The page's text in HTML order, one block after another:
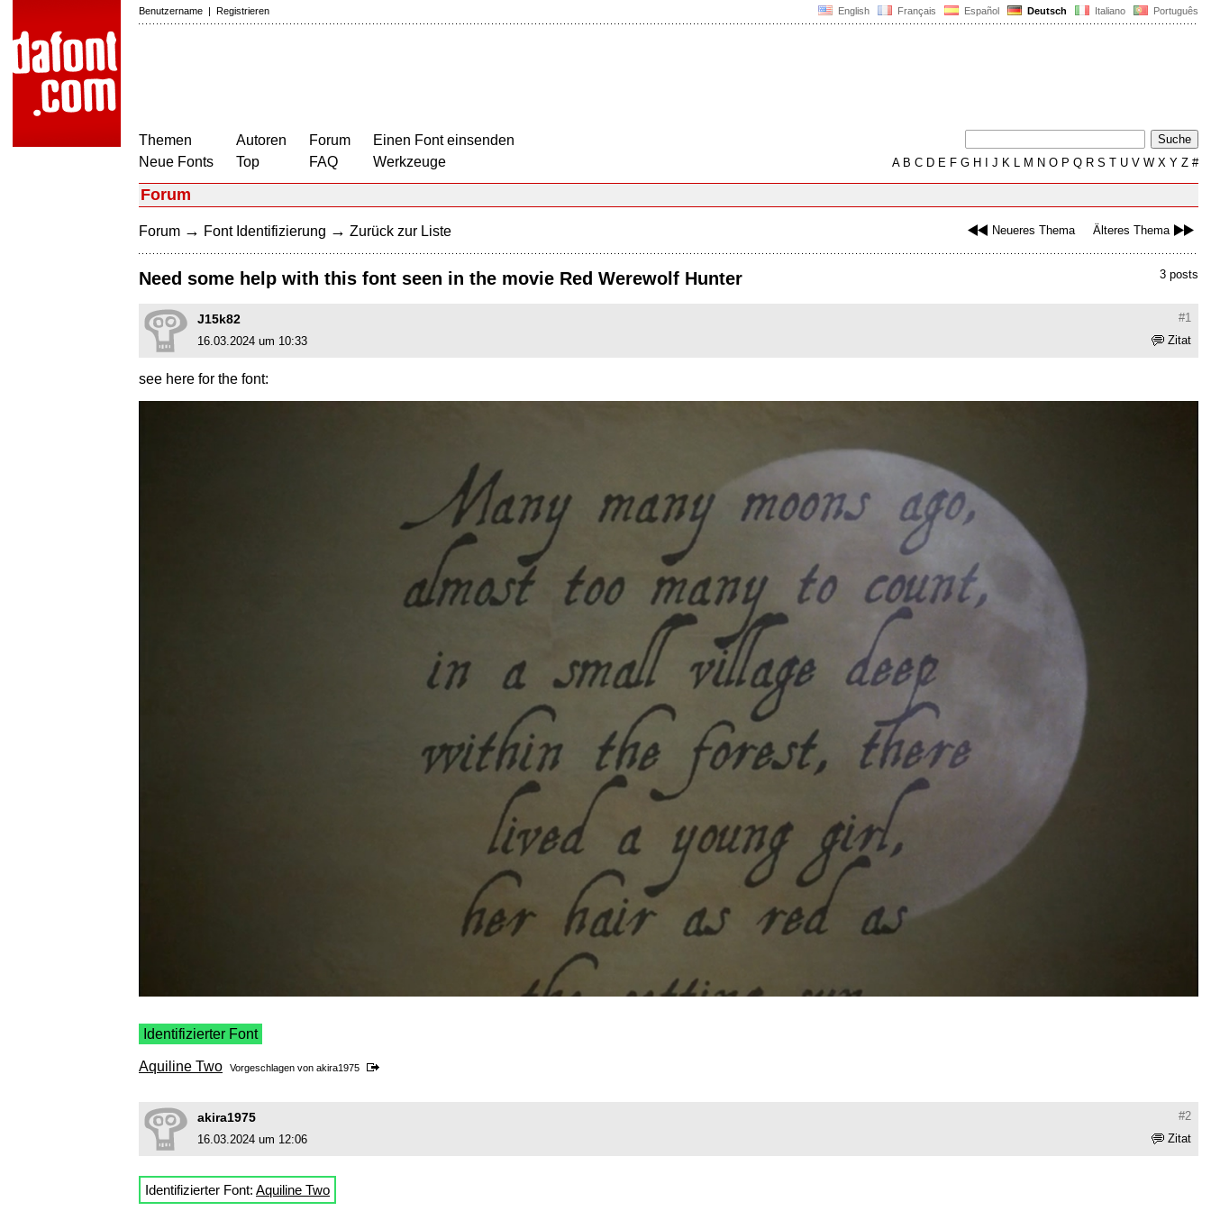
English Français Español Deutsch Italiano Português
Benutzername | Registrieren
Themen
Neue Fonts
Autoren
Top
Forum
FAQ
Einen Font einsenden
Werkzeuge
AB C D E F G H J K L M N O P Q R S T U V W X Y Z #
Forum
Neueres Thema Älteres Thema
Forum → Font Identifizierung → Zurück zur Liste
3 posts
Need some help with this font seen in the movie Red Werewolf Hunter
#1
J15k82
Zitat
16.03.2024 um 10:33
see here for the font:
Identifizierter Font
Aquiline Two Vorgeschlagen von akira1975
#2
akira1975
Zitat
16.03.2024 um 12:06
Identifizierter Font: Aquiline Two